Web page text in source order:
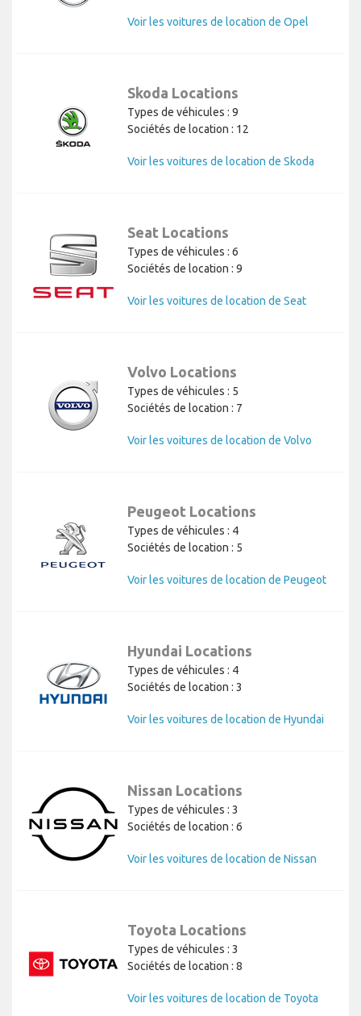
Voir les voitures de location de Opel
Skoda Locations
Types de véhicules : 9
Sociétés de location : 12
Voir les voitures de location de Skoda
Seat Locations
Types de véhicules : 6
Sociétés de location : 9
Voir les voitures de location de Seat
Volvo Locations
Types de véhicules : 5
Sociétés de location : 7
Voir les voitures de location de Volvo
Peugeot Locations
Types de véhicules : 4
Sociétés de location : 5
Voir les voitures de location de Peugeot
Hyundai Locations
Types de véhicules : 4
Sociétés de location : 3
Voir les voitures de location de Hyundai
Nissan Locations
Types de véhicules : 3
Sociétés de location : 6
Voir les voitures de location de Nissan
Toyota Locations
Types de véhicules : 3
Sociétés de location : 8
Voir les voitures de location de Toyota